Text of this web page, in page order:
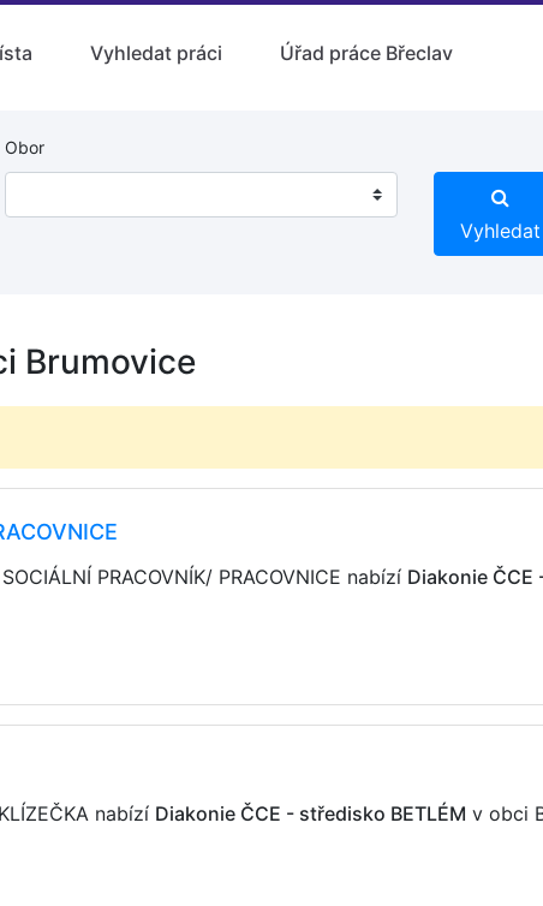
Vyhledat práci Úřad práce Břeclav
Obor
Vyhledat
Brumovice
PRACOVNÍK/ PRACOVNICE nabízí Diakonie ČCE
nabízí Diakonie ČCE - středisko BETLÉM v obci